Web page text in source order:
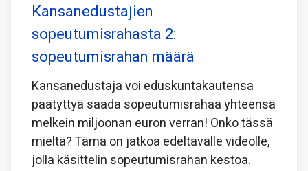
Kansanedustajien
sopeutumisrahasta 2:
sopeutumisrahan määrä
Kansanedustaja voi eduskuntakautensa
päätyttyä saada sopeutumisrahaa yhteensä
melkein miljoonan euron verran! Onko tässä
mieltä? Tämä on jatkoa edeltävälle videolle,
jolla käsittelin sopeutumisrahan kestoa.